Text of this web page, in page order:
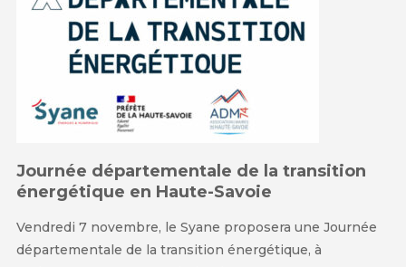
Journée départementale de la transition
énergétique en Haute-Savoie
Vendredi 7 novembre, le Syane proposera une Journée
départementale de la transition énergétique, à